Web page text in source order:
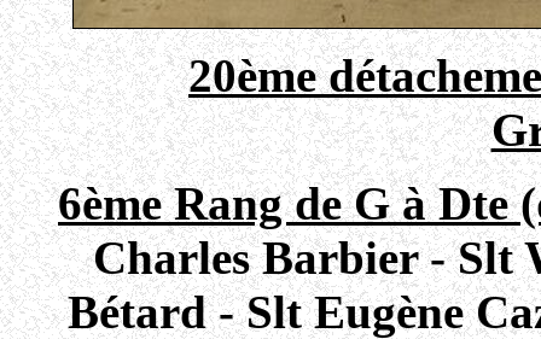
20ème
6ème Rang de G à Dte
Charles Barbier - Slt
Bétard - Slt Eugène